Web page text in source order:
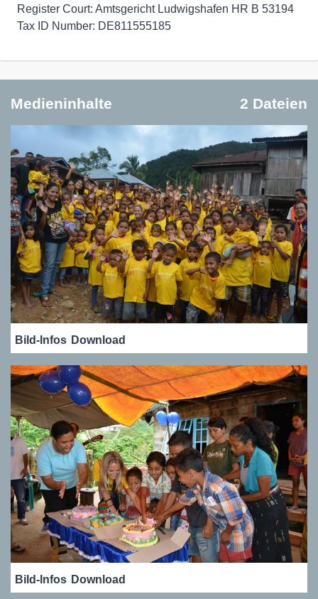
Register Court: Amtsgericht Ludwigshafen HR B 53194
Tax ID Number: DE811555185
Medieninhalte 2 Dateien
Bild-Infos Download
Bild-Infos Download